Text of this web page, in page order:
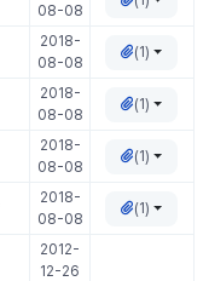
08-08
2018-
08-08
(1)
2018-
08-08
(1)
2018-
08-08
(1)
2018-
08-08
(1)
2012-
12-26